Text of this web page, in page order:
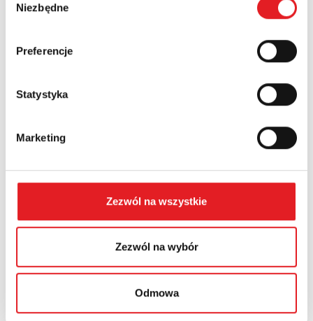
zgody
Niezbędne
Preferencje
Statystyka
Marketing
Zezwól na wszystkie
Zezwól na wybór
Odmowa
Treść: *
Wyrażam zgodę na przetwarzanie moich danych
osobowych przez Relpol S.A. Więcej informacji na temat
przetwarzania danych osobowych wPolityce prywatności.*
Polityki Prywatności